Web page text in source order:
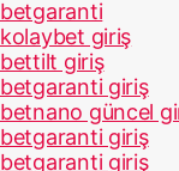
betgaranti
kolaybet giriş
bettilt giriş
betgaranti giriş
betnano güncel
betgaranti giriş
betgaranti giriş